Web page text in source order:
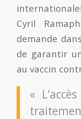
Cyril
demande
de garantir
au vaccin
«